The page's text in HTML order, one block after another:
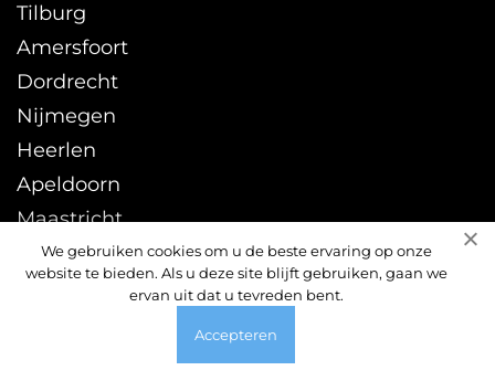
We gebruiken cookies om u de beste ervaring op onze
website te bieden. Als u deze site blijft gebruiken, gaan we
ervan uit dat u tevreden bent.
Accepteren
Tilburg
Amersfoort
Dordrecht
Nijmegen
Heerlen
Apeldoorn
Maastricht
Zwolle
Leeuwarden